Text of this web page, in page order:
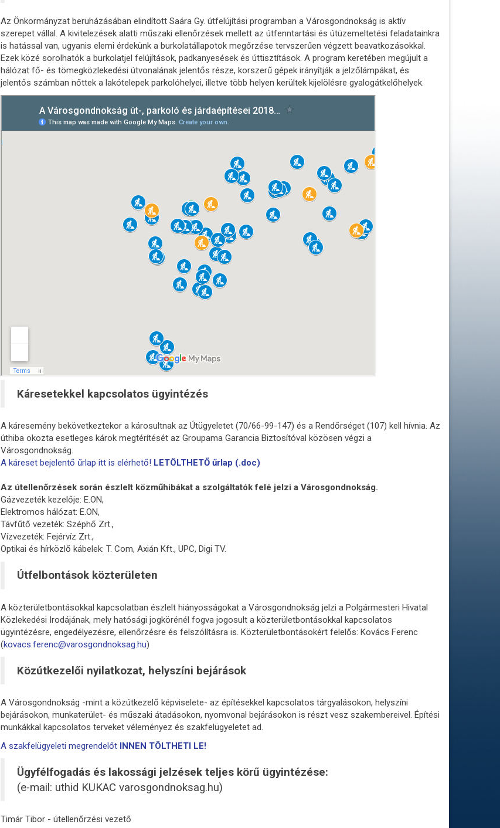
Az Önkormányzat beruházásában elindított Saára Gy. útfelújítási programban a Városgondnokság is aktív
szerepet vállal. A kivitelezések alatti műszaki ellenőrzések mellett az útfenntartási és útüzemeltetési feladatainkra
is hatással van, ugyanis elemi érdekünk a burkolatállapotok megőrzése tervszerűen végzett beavatkozásokkal.
Ezek közé sorolhatók a burkolatjel felújítások, padkanyesések és úttisztítások. A program keretében megújult a
hálózat fő- és tömegközlekedési útvonalának jelentős része, korszerű gépek irányítják a jelzőlámpákat, és
jelentős számban nőttek a lakótelepek parkolóhelyei, illetve több helyen kerültek kijelölésre gyalogátkelőhelyek.
Káresetekkel kapcsolatos ügyintézés
A káresemény bekövetkeztekor a károsultnak az Útügyeletet (70/66-99-147) és a Rendőrséget (107) kell hívnia. Az
úthiba okozta esetleges károk megtérítését az Groupama Garancia Biztosítóval közösen végzi a
Városgondnokság.
A káreset bejelentő űrlap itt is elérhető! LETÖLTHETŐ űrlap (.doc)
Az útellenőrzések során észlelt közműhibákat a szolgáltatók felé jelzi a Városgondnokság.
Gázvezeték kezelője: E.ON,
Elektromos hálózat: E.ON,
Távfűtő vezeték: Széphő Zrt.,
Vízvezeték: Fejérvíz Zrt.,
Optikai és hírközlő kábelek: T. Com, Axián Kft., UPC, Digi TV.
Útfelbontások közterületen
A közterületbontásokkal kapcsolatban észlelt hiányosságokat a Városgondnokság jelzi a Polgármesteri Hivatal
Közlekedési Irodájának, mely hatósági jogkörénél fogva jogosult a közterületbontásokkal kapcsolatos
ügyintézésre, engedélyezésre, ellenőrzésre és felszólításra is. Közterületbontásokért felelős: Kovács Ferenc
(kovacs.ferenc@varosgondnoksag.hu)
Közútkezelői nyilatkozat, helyszíni bejárások
A Városgondnokság -mint a közútkezelő képviselete- az építésekkel kapcsolatos tárgyalásokon, helyszíni
bejárásokon, munkaterület- és műszaki átadásokon, nyomvonal bejárásokon is részt vesz szakembereivel. Építési
munkákkal kapcsolatos terveket véleményez és szakfelügyeletet ad.
A szakfelügyeleti megrendelőt INNEN TÖLTHETI LE!
Ügyfélfogadás és lakossági jelzések teljes körű ügyintézése:
(e-mail: uthid KUKAC varosgondnoksag.hu)
Timár Tibor - útellenőrzési vezető